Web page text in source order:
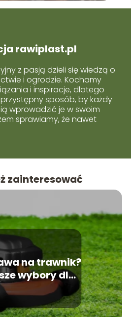
rawiplast.pl
z pasją dzieli się wiedzą o
i ogrodzie. Kochamy
i inspiracje, dlatego
sposób, by każdy
wprowadzić je w swoim
sprawiamy, że nawet
zainteresować
na trawnik?
wybory dla
ogrodu